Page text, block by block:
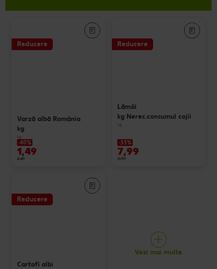
Reducere
Varză albă România
kg
kg
-40%
1,49
2,49
Reducere
Lămâi
kg Nerec.consumul cojii
kg
-33%
7,99
11,99
Reducere
Cartofi albi
Vezi mai multe